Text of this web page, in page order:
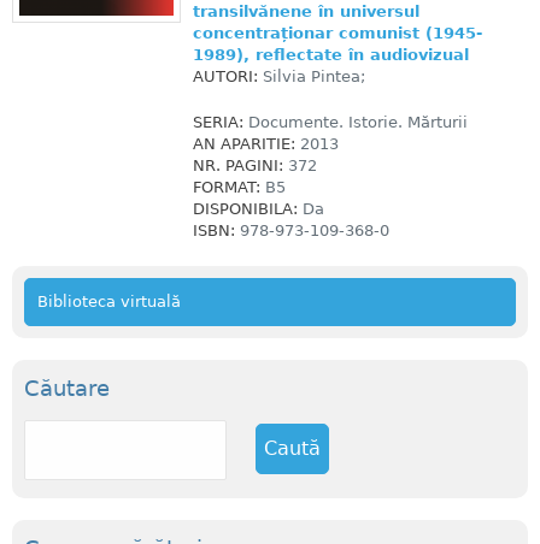
transilvănene în universul
concentraționar comunist (1945-
1989), reflectate în audiovizual
AUTORI: Silvia Pintea;
SERIA: Documente. Istorie. Mărturii
AN APARITIE: 2013
NR. PAGINI: 372
FORMAT: B5
DISPONIBILA: Da
ISBN: 978-973-109-368-0
Biblioteca virtuală
Căutare
C